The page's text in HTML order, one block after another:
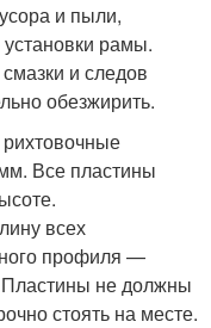
и пыли,
рамы.
и следов
обезжирить.
Все пластины
всех
профиля —
не должны
стоять на месте.